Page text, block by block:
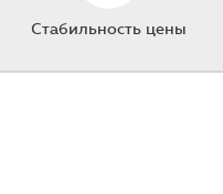
Стабильность цены